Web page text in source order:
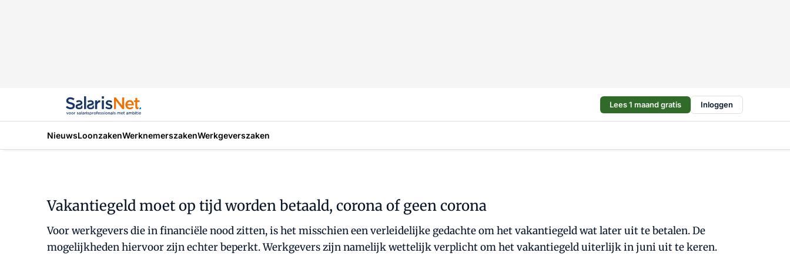
Lees 1 maand gratis Inloggen
NieuwsLoonzakenWerknemerszakenWerkgeverszaken
Vakantiegeld moet op tijd worden betaald, corona of geen corona
Voor werkgevers die in financiële nood zitten, is het misschien een verleidelijke gedachte om het vakantiegeld wat later uit te betalen. De
mogelijkheden hiervoor zijn echter beperkt. Werkgevers zijn namelijk wettelijk verplicht om het vakantiegeld uiterlijk in juni uit te keren.